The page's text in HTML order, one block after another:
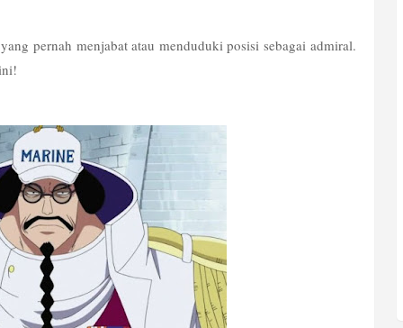
pernah menjabat atau menduduki posisi sebagai admiral.